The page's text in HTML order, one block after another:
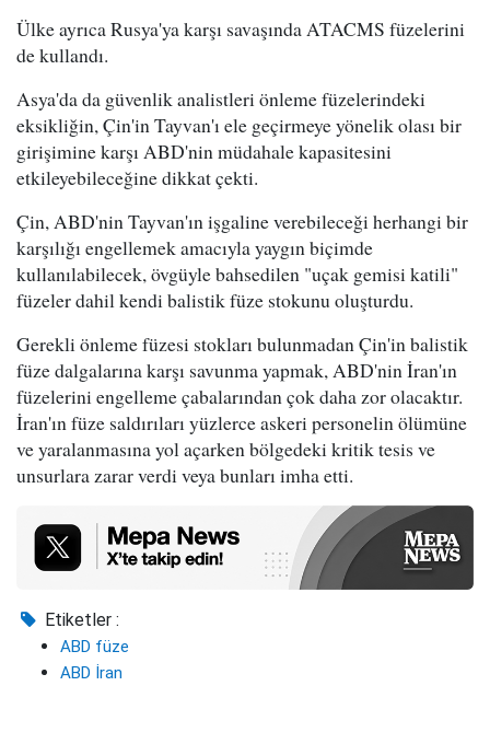
Ülke ayrıca Rusya'ya karşı savaşında ATACMS füzelerini
de kullandı.
Asya'da da güvenlik analistleri önleme füzelerindeki
eksikliğin, Çin'in Tayvan'ı ele geçirmeye yönelik olası bir
girişimine karşı ABD'nin müdahale kapasitesini
etkileyebileceğine dikkat çekti.
Çin, ABD'nin Tayvan'ın işgaline verebileceği herhangi bir
karşılığı engellemek amacıyla yaygın biçimde
kullanılabilecek, övgüyle bahsedilen "uçak gemisi katili"
füzeler dahil kendi balistik füze stokunu oluşturdu.
Gerekli önleme füzesi stokları bulunmadan Çin'in balistik
füze dalgalarına karşı savunma yapmak, ABD'nin İran'ın
füzelerini engelleme çabalarından çok daha zor olacaktır.
İran'ın füze saldırıları yüzlerce askeri personelin ölümüne
ve yaralanmasına yol açarken bölgedeki kritik tesis ve
unsurlara zarar verdi veya bunları imha etti.
Etiketler :
ABD füze
ABD İran